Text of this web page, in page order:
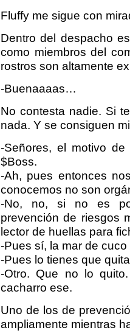
Fluffy me sigue con
Dentro del despacho
como miembros del
rostros son altamente
-Buenaaaas…
No contesta nadie. Si
nada. Y se consiguen
-Señores, el motivo
$Boss.
-Ah, pues entonces
conocemos no son
-No, no, si no es
prevención de riesgos
lector de huellas para
-Pues sí, la mar de
-Pues lo tienes que
-Otro. Que no lo
cacharro ese.
Uno de los de
ampliamente mientras